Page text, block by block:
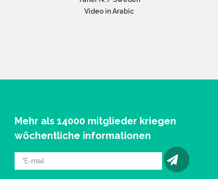
Video in Arabic
Mehr als 14000 mitglieder kriegen
wöchentliche informationen